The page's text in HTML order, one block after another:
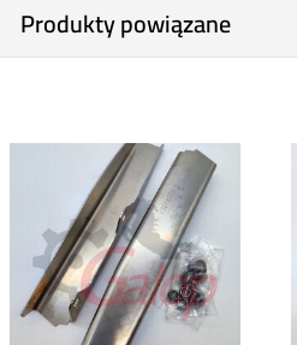
Produkty powiązane